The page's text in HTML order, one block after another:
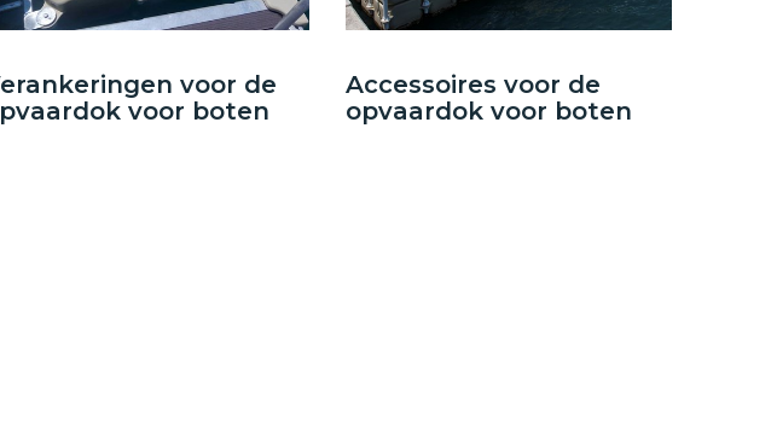
voor de
voor boten
Accessoires voor de
opvaardok voor boten